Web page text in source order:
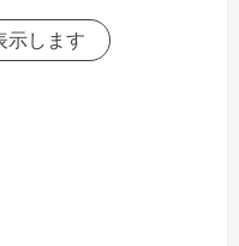
示します